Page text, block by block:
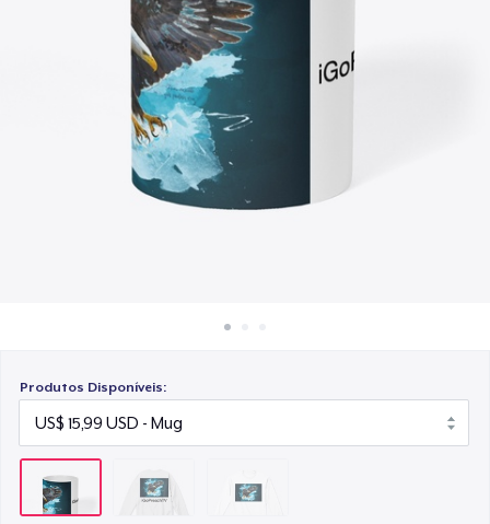
Venda em todo lugar
Venda qualquer coisa
Produtos Disponíveis:
US$ 30,99